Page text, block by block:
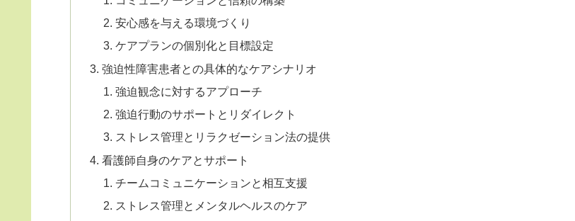
安心感を与える環境づくり
ケアプランの個別化と目標設定
強迫性障害患者との具体的なケアシナリオ
強迫観念に対するアプローチ
強迫行動のサポートとリダイレクト
ストレス管理とリラクゼーション法の提供
看護師自身のケアとサポート
チームコミュニケーションと相互支援
ストレス管理とメンタルヘルスのケア